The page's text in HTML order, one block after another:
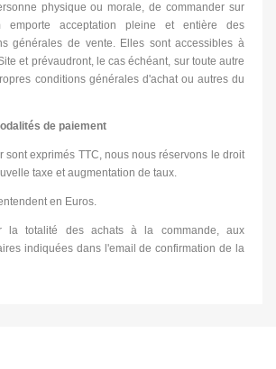
physique ou morale, de commander sur
emporte acceptation pleine et entière des
générales de vente. Elles sont accessibles à
et prévaudront, le cas échéant, sur toute autre
conditions générales d'achat ou autres du
de paiement
sont exprimés TTC, nous nous réservons le droit
taxe et augmentation de taux.
en Euros.
la totalité des achats à la commande, aux
indiquées dans l'email de confirmation de la